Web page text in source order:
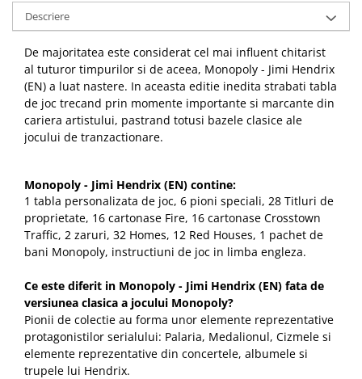
Descriere
De majoritatea este considerat cel mai influent chitarist
al tuturor timpurilor si de aceea, Monopoly - Jimi Hendrix
(EN) a luat nastere. In aceasta editie inedita strabati tabla
de joc trecand prin momente importante si marcante din
cariera artistului, pastrand totusi bazele clasice ale
jocului de tranzactionare.
Monopoly - Jimi Hendrix (EN) contine:
1 tabla personalizata de joc, 6 pioni speciali, 28 Titluri de
proprietate, 16 cartonase Fire, 16 cartonase Crosstown
Traffic, 2 zaruri, 32 Homes, 12 Red Houses, 1 pachet de
bani Monopoly, instructiuni de joc in limba engleza.
Ce este diferit in Monopoly - Jimi Hendrix (EN) fata de
versiunea clasica a jocului Monopoly?
Pionii de colectie au forma unor elemente reprezentative
protagonistilor serialului: Palaria, Medalionul, Cizmele si
elemente reprezentative din concertele, albumele si
trupele lui Hendrix.